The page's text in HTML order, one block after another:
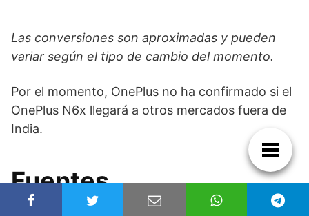
Las conversiones son aproximadas y pueden
variar según el tipo de cambio del momento.
Por el momento, OnePlus no ha confirmado si el
OnePlus N6x llegará a otros mercados fuera de
India.
Fuentes